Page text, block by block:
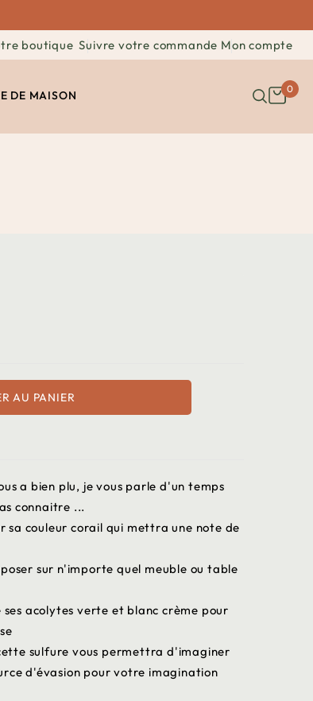
boutique Suivre votre commande Mon compte
DE MAISON 0
AU PANIER
a bien plu, je vous parle d'un temps
connaitre ...
sa couleur corail qui mettra une note de
sur n'importe quel meuble ou table
acolytes verte et blanc crème pour
sulfure vous permettra d'imaginer
d'évasion pour votre imagination